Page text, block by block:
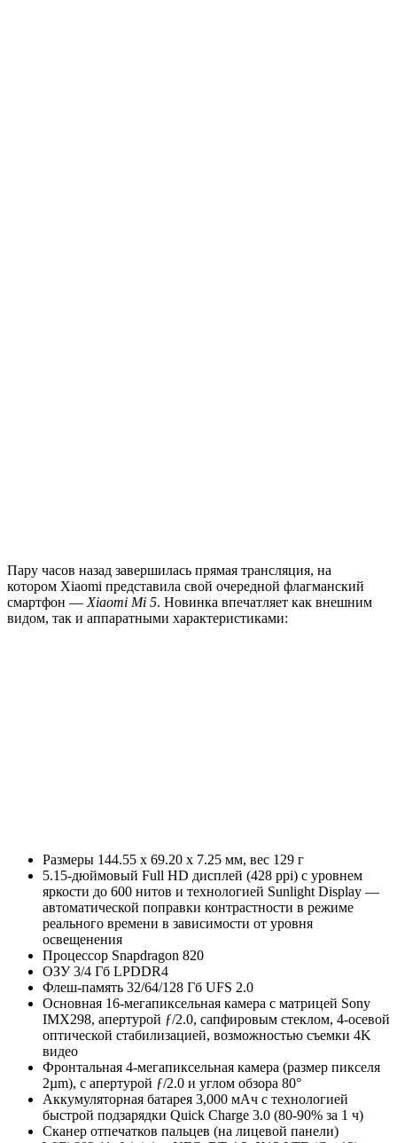
Пару часов назад завершилась прямая трансляция, на
котором Xiaomi представила свой очередной флагманский
смартфон — Xiaomi Mi 5. Новинка впечатляет как внешним
видом, так и аппаратными характеристиками:
Размеры 144.55 x 69.20 x 7.25 мм, вес 129 г
5.15-дюймовый Full HD дисплей (428 ppi) с уровнем
яркости до 600 нитов и технологией Sunlight Display —
автоматической поправки контрастности в режиме
реального времени в зависимости от уровня
освещенения
Процессор Snapdragon 820
ОЗУ 3/4 Гб LPDDR4
Флеш-память 32/64/128 Гб UFS 2.0
Основная 16-мегапиксельная камера с матрицей Sony
IMX298, апертурой ƒ/2.0, сапфировым стеклом, 4-осевой
оптической стабилизацией, возможностью съемки 4K
видео
Фронтальная 4-мегапиксельная камера (размер пикселя
2µm), с апертурой ƒ/2.0 и углом обзора 80°
Аккумуляторная батарея 3,000 мАч с технологией
быстрой подзарядки Quick Charge 3.0 (80-90% за 1 ч)
Сканер отпечатков пальцев (на лицевой панели)